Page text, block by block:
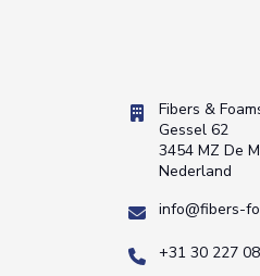
Fibers &
Gessel 62
3454 MZ De
Nederland
info@fibers-
+31 30 227